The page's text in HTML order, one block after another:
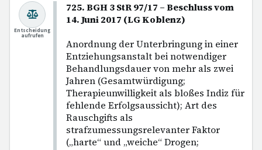
725. BGH 3 StR 97/17 – Beschluss vom
14. Juni 2017 (LG Koblenz)
Anordnung der Unterbringung in einer
Entziehungsanstalt bei notwendiger
Behandlungsdauer von mehr als zwei
Jahren (Gesamtwürdigung;
Therapieunwilligkeit als bloßes Indiz für
fehlende Erfolgsaussicht); Art des
Rauschgifts als
strafzumessungsrelevanter Faktor
(„harte“ und „weiche“ Drogen;
Entscheidung
aufrufen